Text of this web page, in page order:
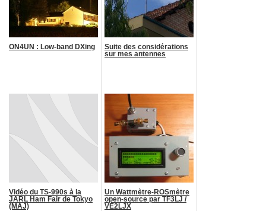
ON4UN : Low-band DXing
Suite des considérations
sur mes antennes
Vidéo du TS-990s à la
JARL Ham Fair de Tokyo
(MAJ)
Un Wattmètre-ROSmètre
open-source par TF3LJ /
VE2LJX